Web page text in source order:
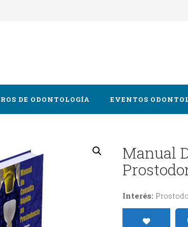
DE ODONTOLOGÍA EVENTOS
Manual
Interés: